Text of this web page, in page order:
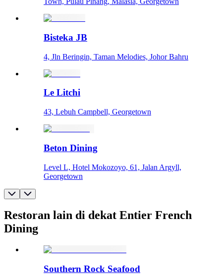
Bisteka JB
4, Jln Beringin, Taman Melodies, Johor Bahru
Le Litchi
43, Lebuh Campbell, Georgetown
Beton Dining
Level L, Hotel Mokozoyo, 61, Jalan Argyll,
Georgetown
Restoran lain di dekat Entier French
Dining
Southern Rock Seafood